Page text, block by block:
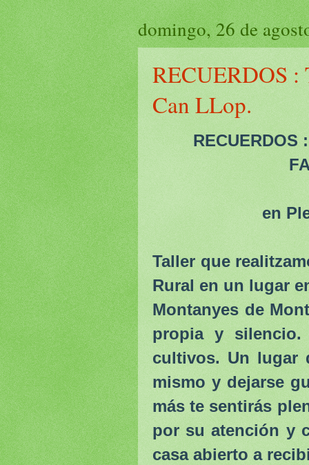
domingo, 26 de
RECUERDOS :
Can LLop.
RECUERDOS
en
Taller que
Rural en un lugar
Montanyes de
propia y
cultivos. Un lugar
mismo y dejarse
más te sentirás
por su atención y
casa abierto a